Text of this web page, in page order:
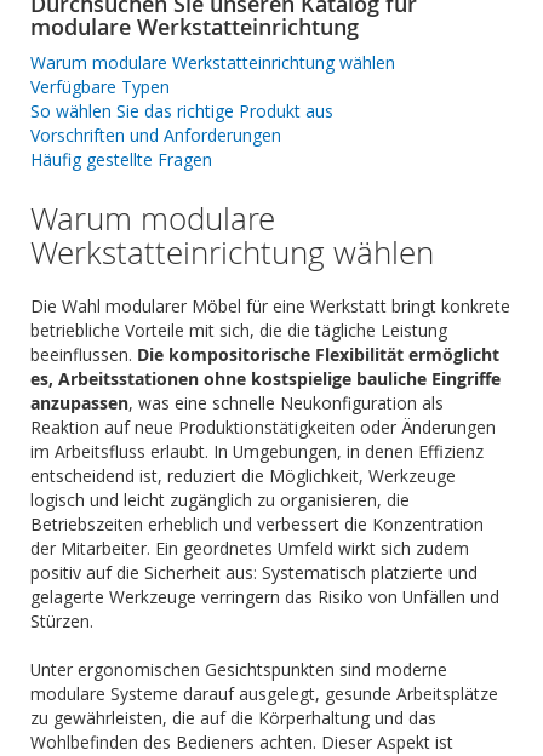
modulare Werkstatteinrichtung
Warum modulare Werkstatteinrichtung wählen
Verfügbare Typen
So wählen Sie das richtige Produkt aus
Vorschriften und Anforderungen
Häufig gestellte Fragen
Warum modulare
Werkstatteinrichtung wählen
Die Wahl modularer Möbel für eine Werkstatt bringt konkrete
betriebliche Vorteile mit sich, die die tägliche Leistung
beeinflussen. Die kompositorische Flexibilität ermöglicht
es, Arbeitsstationen ohne kostspielige bauliche Eingriffe
anzupassen, was eine schnelle Neukonfiguration als
Reaktion auf neue Produktionstätigkeiten oder Änderungen
im Arbeitsfluss erlaubt. In Umgebungen, in denen Effizienz
entscheidend ist, reduziert die Möglichkeit, Werkzeuge
logisch und leicht zugänglich zu organisieren, die
Betriebszeiten erheblich und verbessert die Konzentration
der Mitarbeiter. Ein geordnetes Umfeld wirkt sich zudem
positiv auf die Sicherheit aus: Systematisch platzierte und
gelagerte Werkzeuge verringern das Risiko von Unfällen und
Stürzen.
Unter ergonomischen Gesichtspunkten sind moderne
modulare Systeme darauf ausgelegt, gesunde Arbeitsplätze
zu gewährleisten, die auf die Körperhaltung und das
Wohlbefinden des Bedieners achten. Dieser Aspekt ist